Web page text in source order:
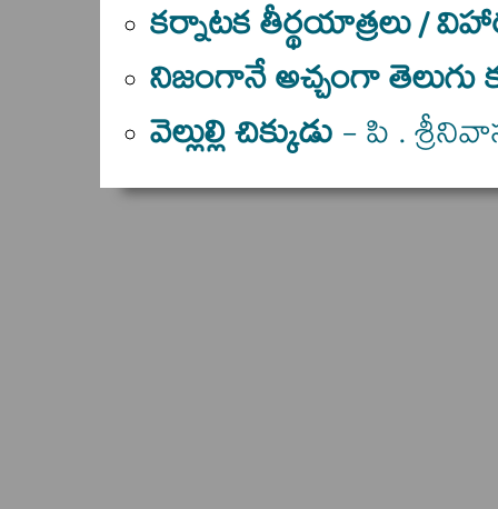
కర్నాటక తీర్థయాత్రలు /
నిజంగానే అచ్చంగా తెలుగు
వెల్లుల్లి చిక్కుడు - పి .